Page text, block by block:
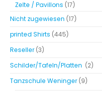
Zelte / Pavillons (17)
Nicht zugewiesen (17)
printed Shirts (445)
Reseller (3)
Schilder/Tafeln/Platten (2)
Tanzschule Weninger (9)